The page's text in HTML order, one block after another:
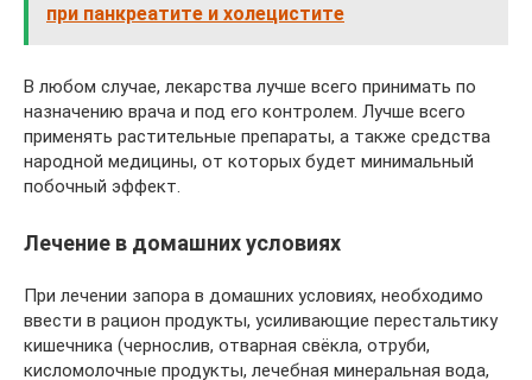
при панкреатите и холецистите
В любом случае, лекарства лучше всего принимать по
назначению врача и под его контролем. Лучше всего
применять растительные препараты, а также средства
народной медицины, от которых будет минимальный
побочный эффект.
Лечение в домашних условиях
При лечении запора в домашних условиях, необходимо
ввести в рацион продукты, усиливающие перестальтику
кишечника (чернослив, отварная свёкла, отруби,
кисломолочные продукты, лечебная минеральная вода,